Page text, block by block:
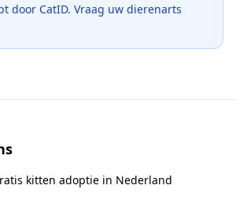
door CatID. Vraag uw dierenarts
kitten adoptie in Nederland